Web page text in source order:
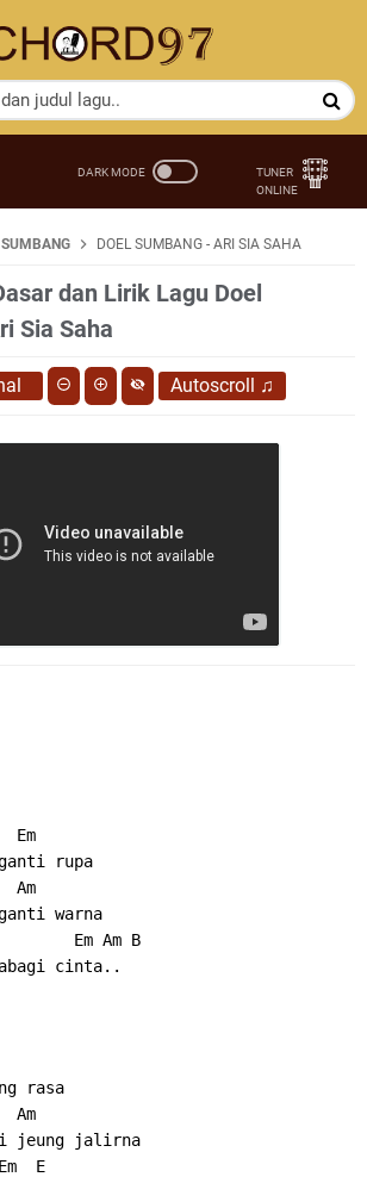
DOEL SUMBANG - ARI SIA SAHA
dan Lirik Lagu Doel
Sia Saha
Autoscroll ♫
rupa
warna
Em Am B
cinta..
rasa
jeung jalirna
E